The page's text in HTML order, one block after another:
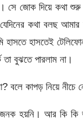
সে জোক দিয়ে কথা
কথা বলছ
হাসতেই
বুঝতে পারলাম না।
কাপড় নিয়ে নীচে
হয়নি। আর কি কি